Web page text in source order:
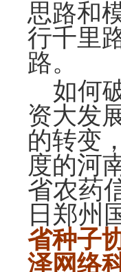
思路和
行千里
路。
如何
资大发
的转变
度的河
省农药
日郑州
省种子
泽网络